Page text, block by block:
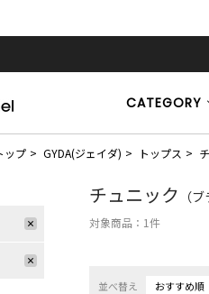
CATEGORY
ップ GYDA(ジェイダ) トップス
チュニック （
対象商品： 1件
並べ替え おすすめ順